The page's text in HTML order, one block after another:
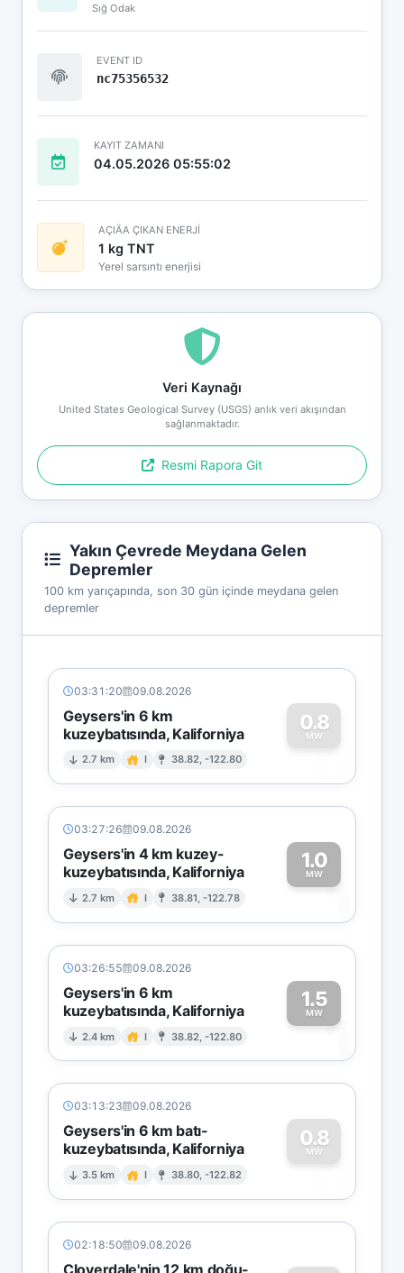
Sığ Odak
EVENT ID
nc75356532
KAYIT ZAMANI
04.05.2026 05:55:02
AÇIÄA ÇIKAN ENERJİ
1 kg TNT
Yerel sarsıntı enerjisi
Veri Kaynağı
United States Geological Survey (USGS) anlık veri akışından
sağlanmaktadır.
Resmi Rapora Git
Yakın Çevrede Meydana Gelen
Depremler
100 km yarıçapında, son 30 gün içinde meydana gelen
depremler
03:31:20 09.08.2026
Geysers'in 6 km
kuzeybatısında, Kaliforniya
2.7 km I 38.82, -122.80
0.8
MW
0
03:27:26 09.08.2026
Geysers'in 4 km kuzey-
kuzeybatısında, Kaliforniya
2.7 km I 38.81, -122.78
1.0
MW1
03:26:55 09.08.2026
Geysers'in 6 km
kuzeybatısında, Kaliforniya
2.4 km I 38.82, -122.80
1.5
MW1
03:13:23 09.08.2026
Geysers'in 6 km batı-
kuzeybatısında, Kaliforniya
3.5 km I 38.80, -122.82
0.8
MW
0
02:18:50 09.08.2026
Cloverdale'nin 12 km doğu-